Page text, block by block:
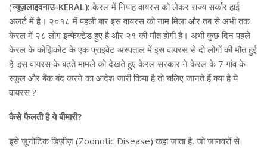
(न्यूज़लाइवनाउ-KERAL): केरल में निपाह वायरस को लेकर राज्य सर्कार हाई
अलर्ट में है। २०१८ में पहली बार इस वायरस को नाम मिला और तब से अभी तक
केरल में २८ लोग इन्फेक्टेड हुए है और २१ की मौत होगी है। अभी कुछ दिन पहले
केरल के कोझिकोट के एक प्राइवेट अस्पताल में इस वायरस से दो लोगों की मौत हुई
है. इस वायरस के बढ़ते मामले को देखते हुए केरल सरकार ने केरल के 7 गांव के
स्कूल और बैंक बंद करने का आदेश जारी किया है तो चलिए जानते हैं क्या है ये
वायरस ?
कैसे फैलती है ये बीमारी?
इसे ज़ूनोटिक डिज़ीज़ (Zoonotic Disease) कहा जाता है, जो जानवरों से